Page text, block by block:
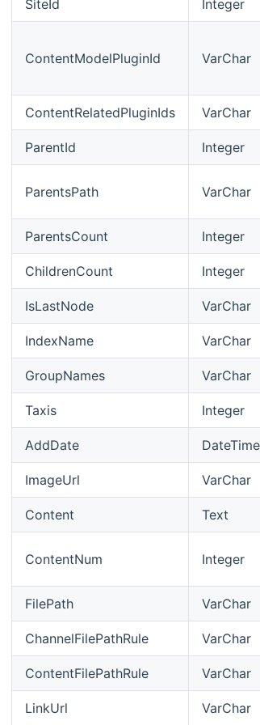
SiteId Integer
ContentModelPluginId VarChar
ContentRelatedPluginIds VarChar
ParentId Integer
ParentsPath VarChar
ParentsCount Integer
ChildrenCount Integer
IsLastNode VarChar
IndexName VarChar
GroupNames VarChar
Taxis Integer
AddDate DateTime
ImageUrl VarChar
Content Text
ContentNum Integer
FilePath VarChar
ChannelFilePathRule VarChar
ContentFilePathRule VarChar
LinkUrl VarChar